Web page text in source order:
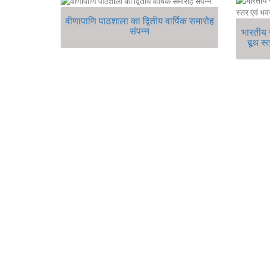
वीणापाणि पाठशाला का द्वितीय वार्षिक समारोह
संपन्न
भारतीय
बूथ